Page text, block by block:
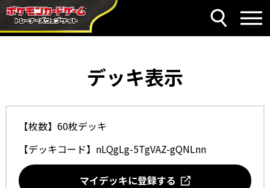
デッキ表示
【枚数】60枚デッキ
【デッキコード】 nLQgLg-5TgVAZ-gQNLnn
マイデッキに登録する